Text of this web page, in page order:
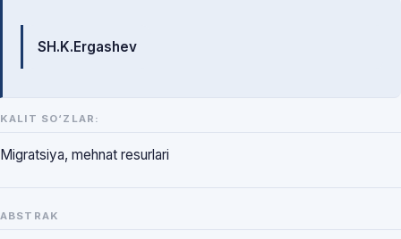
Mualliflar
SH.K.Ergashev
KALIT SO‘ZLAR:
Migratsiya, mehnat resurlari
ABSTRAK